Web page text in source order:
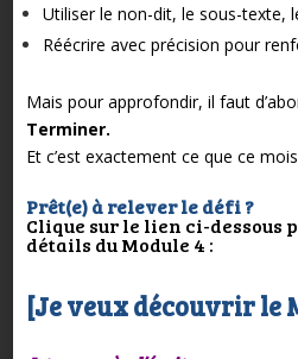
Utiliser le non-dit, le sous-texte,
Réécrire avec précision pour
Mais pour approfondir, il faut
Terminer.
Et c’est exactement ce que ce
Prêt(e) à relever le défi ?
Clique sur le lien ci-dessous
détails du Module 4 :
[Je veux découvrir le